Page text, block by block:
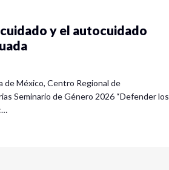
y el autocuidado
de México, Centro Regional de
Seminario de Género 2026 “Defender los